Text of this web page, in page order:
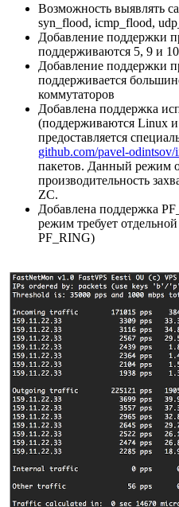
Возможность выявлять
syn_flood, icmp_flood,
Добавление поддержки
поддерживаются 5, 9 и
Добавление поддержки
поддерживается
коммутаторов
Добавлена поддержка
(поддерживаются Linux
предоставляется
github.com/pavel-
пакетов. Данный режим
производительность
ZC.
Добавлена поддержка
режим требует
PF_RING)